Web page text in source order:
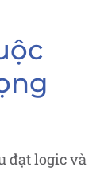
đạt logic và